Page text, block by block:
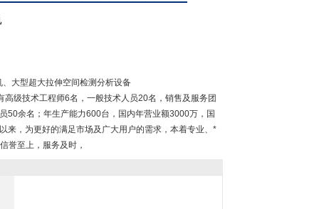
大型超大拉伸空间检测分析设备
级技术工程师6名，一般技术人员20名，销售及服务团
50余名；年生产能力600台，国内年营业额3000万，国
来，为更好的满足市场及广大用户的需求，本着专业、*
誉至上，服务及时，